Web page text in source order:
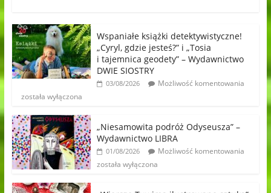
Wspaniałe książki detektywistyczne!
„Cyryl, gdzie jesteś?” i „Tosia
i tajemnica geodety” – Wydawnictwo
DWIE SIOSTRY
03/08/2026
Możliwość komentowania
została wyłączona
„Niesamowita podróż Odyseusza” –
Wydawnictwo LIBRA
01/08/2026
Możliwość komentowania
została wyłączona